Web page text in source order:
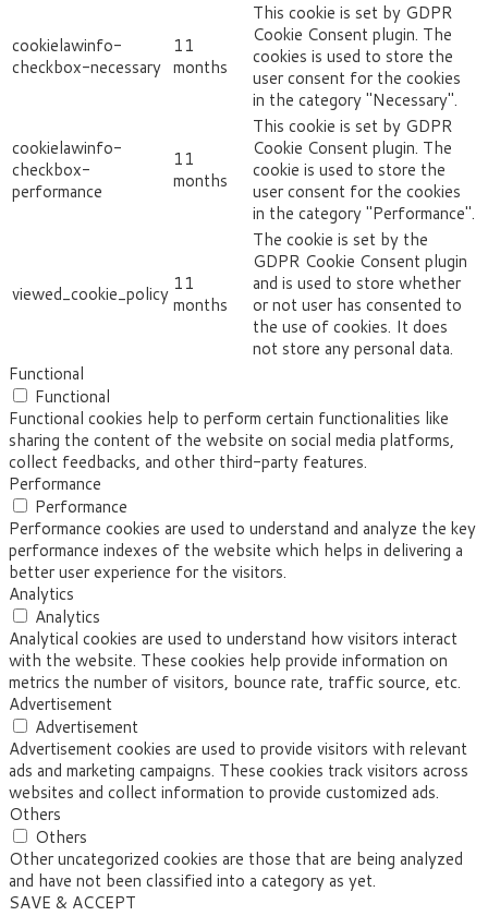
cookielawinfo-
checkbox-necessary
11
months
This cookie is set by GDPR
Cookie Consent plugin. The
cookies is used to store the
user consent for the cookies
in the category "Necessary".
cookielawinfo-
checkbox-
performance
11
months
This cookie is set by GDPR
Cookie Consent plugin. The
cookie is used to store the
user consent for the cookies
in the category "Performance".
viewed_cookie_policy 11
months
The cookie is set by the
GDPR Cookie Consent plugin
and is used to store whether
or not user has consented to
the use of cookies. It does
not store any personal data.
Functional
Functional
Functional cookies help to perform certain functionalities like
sharing the content of the website on social media platforms,
collect feedbacks, and other third-party features.
Performance
Performance
Performance cookies are used to understand and analyze the key
performance indexes of the website which helps in delivering a
better user experience for the visitors.
Analytics
Analytics
Analytical cookies are used to understand how visitors interact
with the website. These cookies help provide information on
metrics the number of visitors, bounce rate, traffic source, etc.
Advertisement
Advertisement
Advertisement cookies are used to provide visitors with relevant
ads and marketing campaigns. These cookies track visitors across
websites and collect information to provide customized ads.
Others
Others
Other uncategorized cookies are those that are being analyzed
and have not been classified into a category as yet.
SAVE & ACCEPT